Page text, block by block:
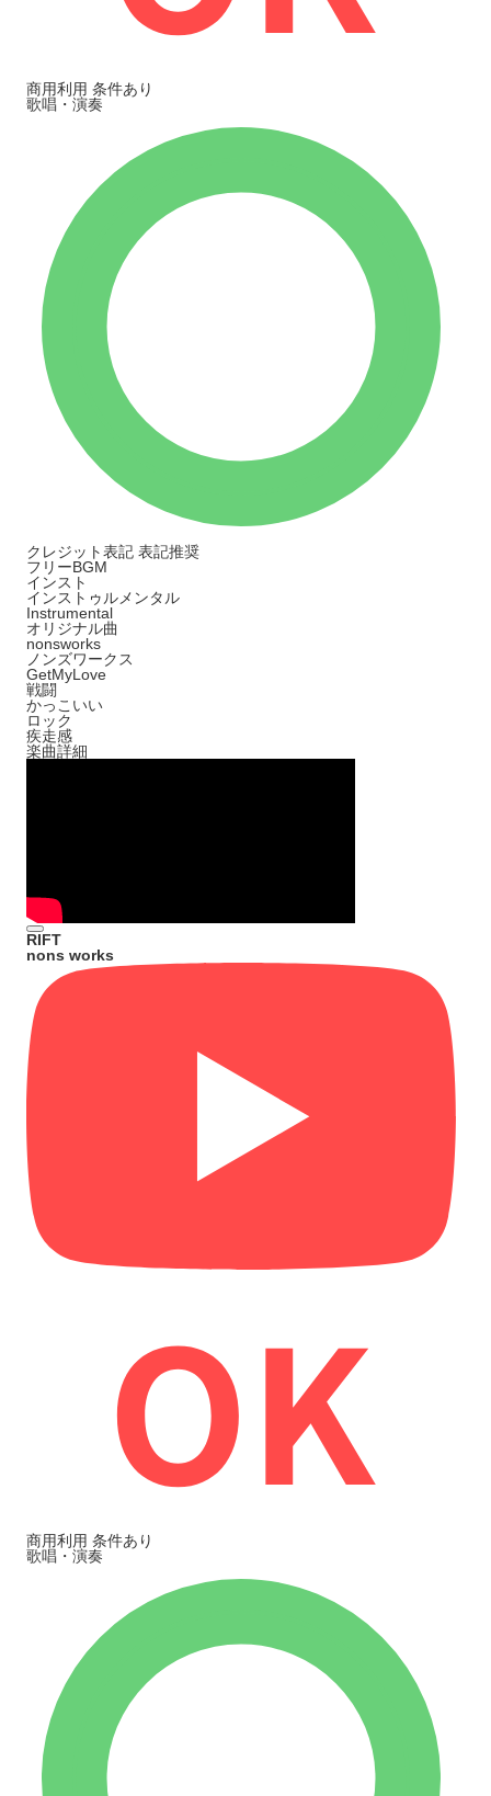
商用利用 条件あり
歌唱・演奏
クレジット表記 表記推奨
フリーBGM
インスト
インストゥルメンタル
Instrumental
オリジナル曲
nonsworks
ノンズワークス
GetMyLove
戦闘
かっこいい
ロック
疾走感
楽曲詳細
RIFT
nons works
商用利用 条件あり
歌唱・演奏